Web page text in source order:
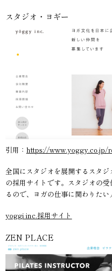
スタジオ・ヨギー
引用：https://www.yoggy.co.jp/
全国にスタジオを展開するスタ
の採用サイトです。スタジオの
るので、ヨガの仕事に関わりた
yoggi inc.採用サイト
ZEN PLACE